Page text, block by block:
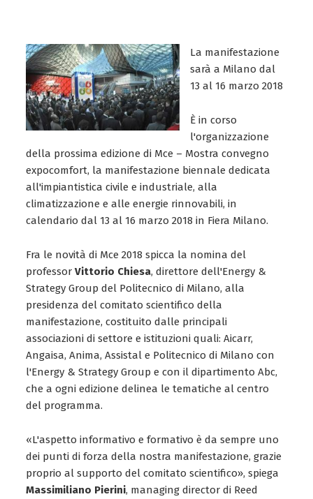
La manifestazione
sarà a Milano dal
13 al 16 marzo 2018
È in corso
l'organizzazione
della prossima edizione di Mce – Mostra convegno
expocomfort, la manifestazione biennale dedicata
all'impiantistica civile e industriale, alla
climatizzazione e alle energie rinnovabili, in
calendario dal 13 al 16 marzo 2018 in Fiera Milano.
Fra le novità di Mce 2018 spicca la nomina del
professorVittorio Chiesa, direttore dell'Energy &
Strategy Group del Politecnico di Milano, alla
presidenza del comitato scientifico della
manifestazione, costituito dalle principali
associazioni di settore e istituzioni quali: Aicarr,
Angaisa, Anima, Assistal e Politecnico di Milano con
l'Energy & Strategy Group e con il dipartimento Abc,
che a ogni edizione delinea le tematiche al centro
del programma.
«L'aspetto informativo e formativo è da sempre uno
dei punti di forza della nostra manifestazione, grazie
proprio al supporto del comitato scientifico», spiega
Massimiliano Pierini, managing director di Reed